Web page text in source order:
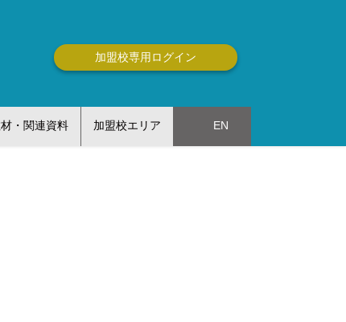
加盟校専用ログイン
・関連資料 加盟校エリア EN